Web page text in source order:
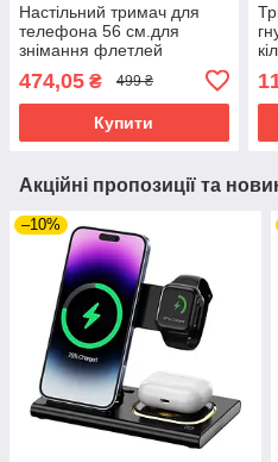
Настільний тримач для
телефона 56 см.для
знімання флетлей
474,05 ₴ 499 ₴
Купити
Акційні пропозиції та
–10%